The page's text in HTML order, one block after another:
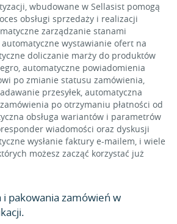
wbudowane w Sellasist pomogą
obsługi sprzedaży i realizacji
zarządzanie stanami
automatyczne wystawianie ofert na
doliczanie marży do produktów
automatyczne powiadomienia
po zmianie statusu zamówienia,
przesyłek, automatyczna
po otrzymaniu płatności od
obsługa wariantów i parametrów
wiadomości oraz dyskusji
wysłanie faktury e-mailem, i wiele
możesz zacząć korzystać już
i pakowania zamówień w